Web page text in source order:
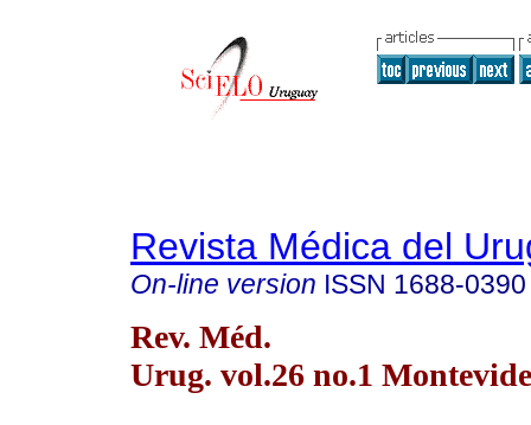
Revista Médica del
On-line version ISSN 1688-0390
Rev. Méd.
Urug. vol.26 no.1